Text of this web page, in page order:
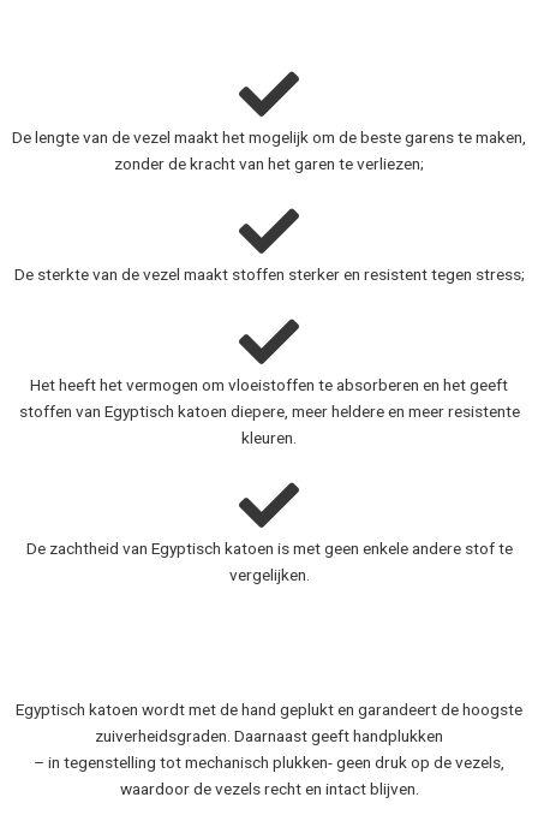
De lengte van de vezel maakt het mogelijk om de beste garens te maken,
zonder de kracht van het garen te verliezen;
De sterkte van de vezel maakt stoffen sterker en resistent tegen stress;
Het heeft het vermogen om vloeistoffen te absorberen en het geeft
stoffen van Egyptisch katoen diepere, meer heldere en meer resistente
kleuren.
De zachtheid van Egyptisch katoen is met geen enkele andere stof te
vergelijken.​
Egyptisch katoen wordt met de hand geplukt en garandeert de hoogste
zuiverheidsgraden. Daarnaast geeft handplukken
– in tegenstelling tot mechanisch plukken- geen druk op de vezels,
waardoor de vezels recht en intact blijven.